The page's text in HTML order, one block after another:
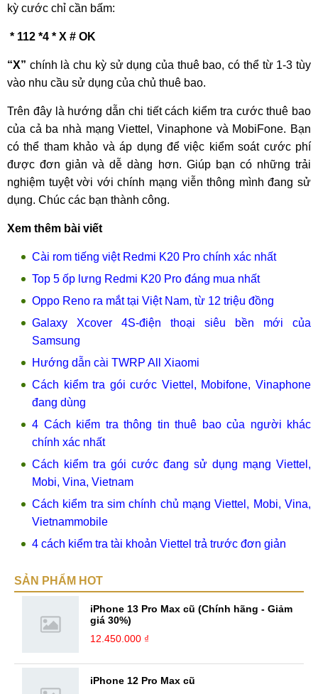
kỳ cước chỉ cần bấm:
* 112 *4 * X # OK
“X” chính là chu kỳ sử dụng của thuê bao, có thể từ 1-3 tùy
vào nhu cầu sử dụng của chủ thuê bao.
Trên đây là hướng dẫn chi tiết cách kiểm tra cước thuê bao
của cả ba nhà mạng Viettel, Vinaphone và MobiFone. Bạn
có thể tham khảo và áp dụng để việc kiểm soát cước phí
được đơn giản và dễ dàng hơn. Giúp bạn có những trải
nghiệm tuyệt vời với chính mạng viễn thông mình đang sử
dụng. Chúc các bạn thành công.
Xem thêm bài viết
Cài rom tiếng việt Redmi K20 Pro chính xác nhất
Top 5 ốp lưng Redmi K20 Pro đáng mua nhất
Oppo Reno ra mắt tại Việt Nam, từ 12 triệu đồng
Galaxy Xcover 4S-điện thoại siêu bền mới của
Samsung
Hướng dẫn cài TWRP All Xiaomi
Cách kiểm tra gói cước Viettel, Mobifone, Vinaphone
đang dùng
4 Cách kiểm tra thông tin thuê bao của người khác
chính xác nhất
Cách kiểm tra gói cước đang sử dụng mạng Viettel,
Mobi, Vina, Vietnam
Cách kiểm tra sim chính chủ mạng Viettel, Mobi, Vina,
Vietnammobile
4 cách kiểm tra tài khoản Viettel trả trước đơn giản
SẢN PHẨM HOT
iPhone 13 Pro Max cũ (Chính hãng - Giảm
giá 30%)
12.450.000 ₫
iPhone 12 Pro Max cũ